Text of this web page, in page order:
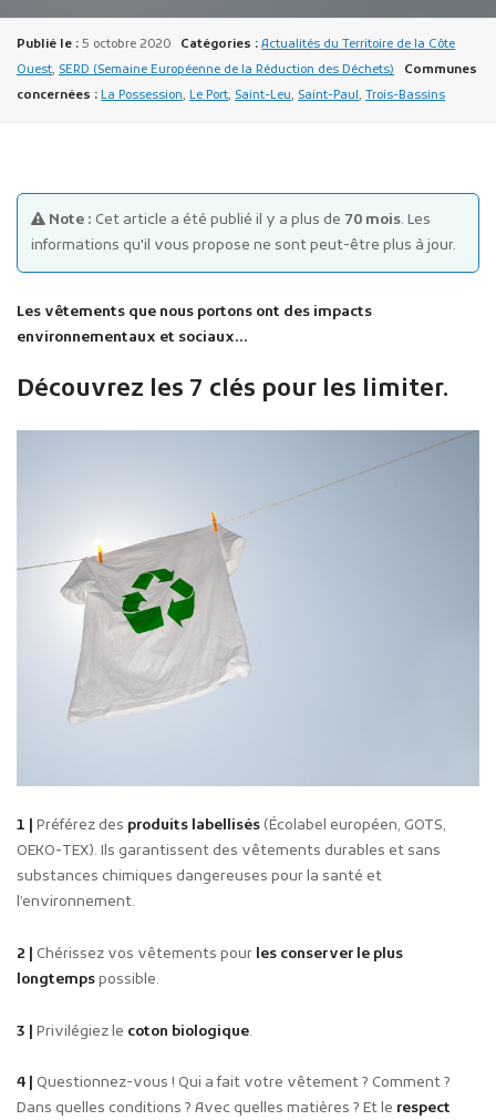
Publicité des actes
Marchés publics
Projets financés par l'Europe
Plans d'accès
Publié le : 5 octobre 2020 Catégories : Actualités du Territoire de la Côte
Ouest, SERD (Semaine Européenne de la Réduction des Déchets)
Communes
concernées : La Possession, Le Port, Saint-Leu, Saint-Paul, Trois-Bassins
Note : Cet article a été publié il y a plus de 70 mois. Les
informations qu'il vous propose ne sont peut-être plus à jour.
Les vêtements que nous portons ont des impacts
environnementaux et sociaux…
Découvrez les 7 clés pour les limiter.
1 | Préférez des produits labellisés(Écolabel européen, GOTS,
OEKO‑TEX). Ils garantissent des vêtements durables et sans
substances chimiques dangereuses pour la santé et
l’environnement.
2 | Chérissez vos vêtements pour les conserver le plus
longtempspossible.
3 | Privilégiez le coton biologique.
4 | Questionnez-vous ! Qui a fait votre vêtement ? Comment ?
Dans quelles conditions ? Avec quelles matières ? Et le respect